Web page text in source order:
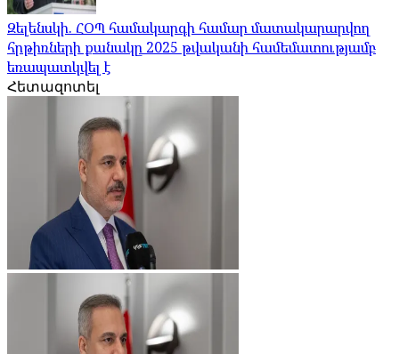
Զելենսկի. ՀՕՊ համակարգի համար մատակարարվող
հրթիռների քանակը 2025 թվականի համեմատությամբ
եռապատկվել է
Հետազոտել